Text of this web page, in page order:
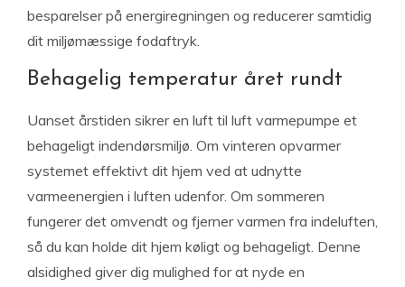
besparelser på energiregningen og reducerer samtidig
dit miljømæssige fodaftryk.
Behagelig temperatur året rundt
Uanset årstiden sikrer en luft til luft varmepumpe et
behageligt indendørsmiljø. Om vinteren opvarmer
systemet effektivt dit hjem ved at udnytte
varmeenergien i luften udenfor. Om sommeren
fungerer det omvendt og fjerner varmen fra indeluften,
så du kan holde dit hjem køligt og behageligt. Denne
alsidighed giver dig mulighed for at nyde en